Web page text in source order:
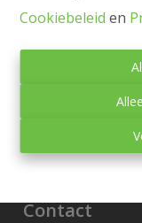
Cookiebeleid en
Beroepsinstituut
Privacy statement
Contact